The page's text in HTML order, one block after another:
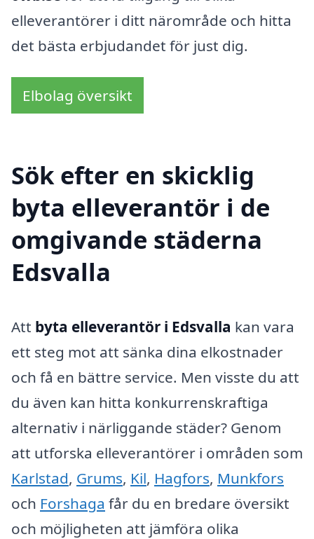
elleverantörer i ditt närområde och hitta
det bästa erbjudandet för just dig.
Elbolag översikt
Sök efter en skicklig
byta elleverantör i de
omgivande städerna
Edsvalla
Att byta elleverantör i Edsvalla kan vara
ett steg mot att sänka dina elkostnader
och få en bättre service. Men visste du att
du även kan hitta konkurrenskraftiga
alternativ i närliggande städer? Genom
att utforska elleverantörer i områden som
Karlstad, Grums, Kil, Hagfors, Munkfors
och Forshaga får du en bredare översikt
och möjligheten att jämföra olika